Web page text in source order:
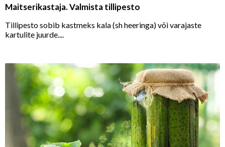
Maitserikastaja. Valmista tillipesto
Tillipesto sobib kastmeks kala (sh heeringa) või varajaste
kartulite juurde....